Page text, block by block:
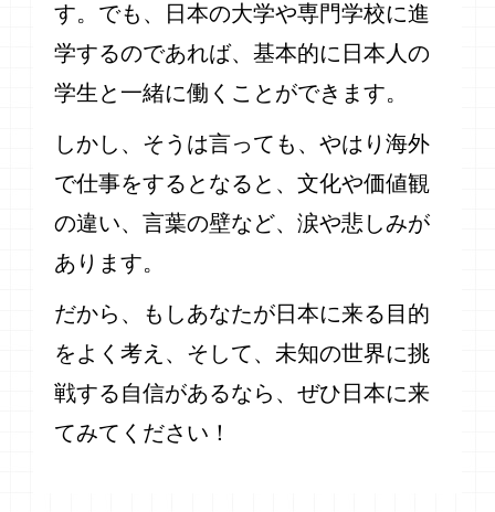
す。でも、日本の大学や専門学校に進
学するのであれば、基本的に日本人の
学生と一緒に働くことができます。
しかし、そうは言っても、やはり海外
で仕事をするとなると、文化や価値観
の違い、言葉の壁など、涙や悲しみが
あります。
だから、もしあなたが日本に来る目的
をよく考え、そして、未知の世界に挑
戦する自信があるなら、ぜひ日本に来
てみてください！